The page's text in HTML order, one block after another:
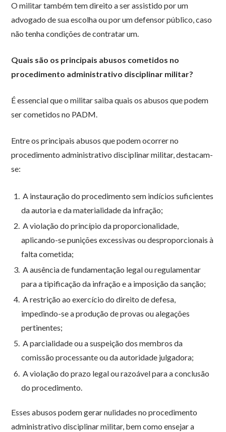
O militar também tem direito a ser assistido por um
advogado de sua escolha ou por um defensor público, caso
não tenha condições de contratar um.
Quais são os principais abusos cometidos no
procedimento administrativo disciplinar militar?
É essencial que o militar saiba quais os abusos que podem
ser cometidos no PADM.
Entre os principais abusos que podem ocorrer no
procedimento administrativo disciplinar militar, destacam-
se:
A instauração do procedimento sem indícios suficientes
da autoria e da materialidade da infração;
A violação do princípio da proporcionalidade,
aplicando-se punições excessivas ou desproporcionais à
falta cometida;
A ausência de fundamentação legal ou regulamentar
para a tipificação da infração e a imposição da sanção;
A restrição ao exercício do direito de defesa,
impedindo-se a produção de provas ou alegações
pertinentes;
A parcialidade ou a suspeição dos membros da
comissão processante ou da autoridade julgadora;
A violação do prazo legal ou razoável para a conclusão
do procedimento.
Esses abusos podem gerar nulidades no procedimento
administrativo disciplinar militar, bem como ensejar a